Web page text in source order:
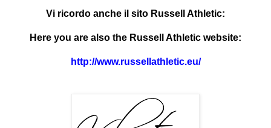
Vi ricordo anche il sito Russell Athletic:
Here you are also the Russell Athletic website:
http://www.russellathletic.eu/